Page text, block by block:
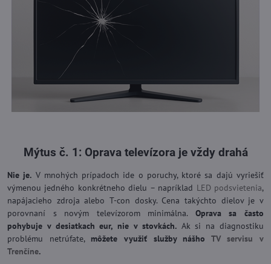
Mýtus č. 1: Oprava televízora je vždy drahá
Nie je. V mnohých prípadoch ide o poruchy, ktoré sa dajú vyriešiť
výmenou jedného konkrétneho dielu – napríklad LED podsvietenia,
napájacieho zdroja alebo T-con dosky. Cena takýchto dielov je v
porovnaní s novým televízorom minimálna. Oprava sa často
pohybuje v desiatkach eur, nie v stovkách.Ak si na diagnostiku
problému netrúfate, môžete využiť služby nášho TV servisu v
Trenčíne.